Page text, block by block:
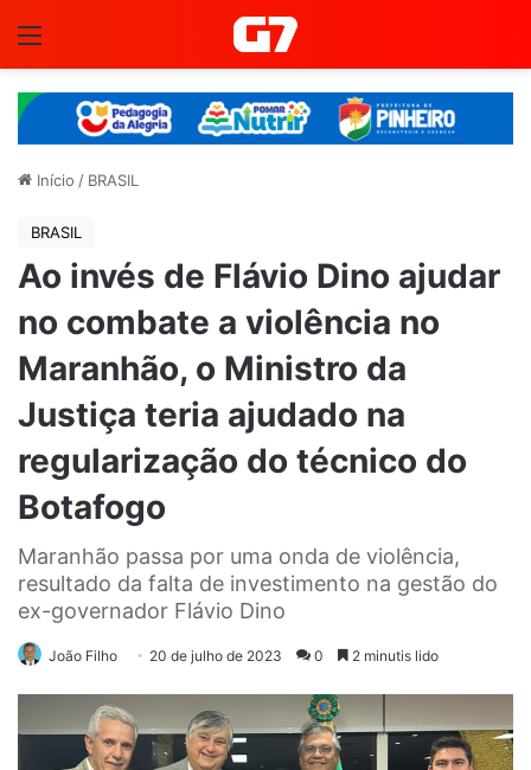
Início / BRASIL
BRASIL
Ao invés de Flávio Dino ajudar
no combate a violência no
Maranhão, o Ministro da
Justiça teria ajudado na
regularização do técnico do
Botafogo
Maranhão passa por uma onda de violência,
resultado da falta de investimento na gestão do
ex-governador Flávio Dino
João Filho 20 de julho de 2023 0 2 minutis lido